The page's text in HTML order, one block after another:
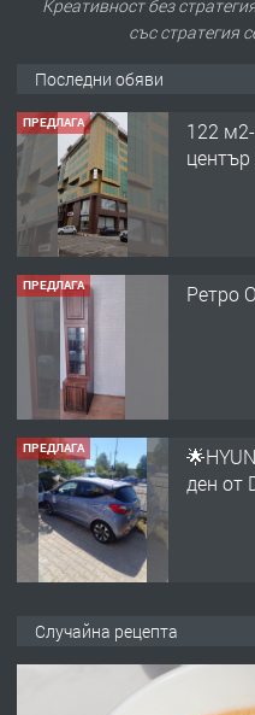
Креативност без
със стратегия
Последни обяви
ПРЕДЛАГА
122
център
ПРЕДЛАГА Ретро
ПРЕДЛАГА
ден от
Случайна рецепта